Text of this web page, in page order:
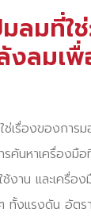
ลมที่ใ
ลมเพื่
ช่เรื่องของการ
นหาเครื่องมือ
งาน และเครื่
ทั้งแรงดัน อัต